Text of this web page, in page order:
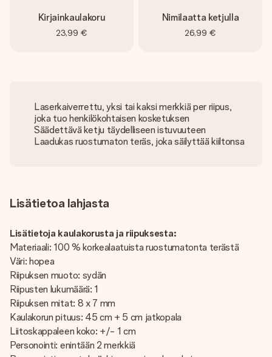
Kirjainkaulakoru
23,99 €
Nimilaatta ketjulla
26,99 €
Laserkaiverrettu, yksi tai kaksi merkkiä per riipus,
joka tuo henkilökohtaisen kosketuksen
Säädettävä ketju täydelliseen istuvuuteen
Laadukas ruostumaton teräs, joka säilyttää kiiltonsa
Lisätietoa lahjasta
Lisätietoja kaulakorusta ja riipuksesta:
Materiaali: 100 % korkealaatuista ruostumatonta terästä
Väri: hopea
Riipuksen muoto: sydän
Riipusten lukumäärä: 1
Riipuksen mitat: 8 x 7 mm
Kaulakorun pituus: 45 cm + 5 cm jatkopala
Liitoskappaleen koko: +/- 1 cm
Personointi: enintään 2 merkkiä